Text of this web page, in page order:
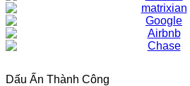
Dấu Ấn Thành Công